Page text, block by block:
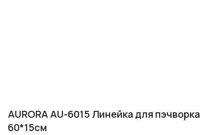
AURORA AU-6015 Линейка для пэчворка
60*15см